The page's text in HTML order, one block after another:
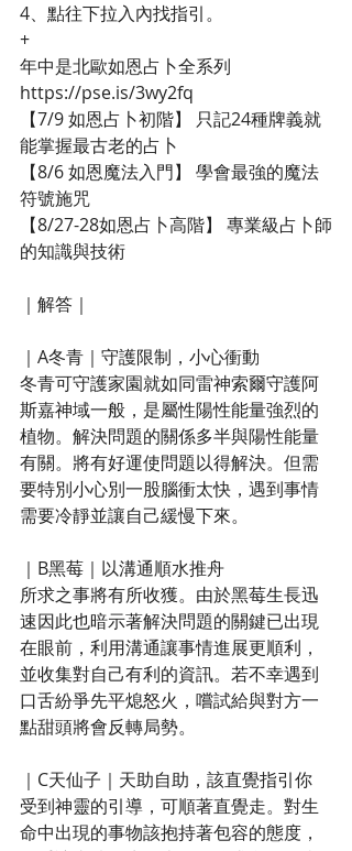
4、點往下拉入內找指引。
+
年中是北歐如恩占卜全系列
https://pse.is/3wy2fq
【7/9 如恩占卜初階】 只記24種牌義就
能掌握最古老的占卜
【8/6 如恩魔法入門】 學會最強的魔法
符號施咒
【8/27-28如恩占卜高階】 專業級占卜師
的知識與技術
｜解答｜
｜A冬青｜守護限制，小心衝動
冬青可守護家園就如同雷神索爾守護阿
斯嘉神域一般，是屬性陽性能量強烈的
植物。解決問題的關係多半與陽性能量
有關。將有好運使問題以得解決。但需
要特別小心別一股腦衝太快，遇到事情
需要冷靜並讓自己緩慢下來。
｜B黑莓｜以溝通順水推舟
所求之事將有所收獲。由於黑莓生長迅
速因此也暗示著解決問題的關鍵已出現
在眼前，利用溝通讓事情進展更順利，
並收集對自己有利的資訊。若不幸遇到
口舌紛爭先平熄怒火，嚐試給與對方一
點甜頭將會反轉局勢。
｜C天仙子｜天助自助，該直覺指引你
受到神靈的引導，可順著直覺走。對生
命中出現的事物該抱持著包容的態度，